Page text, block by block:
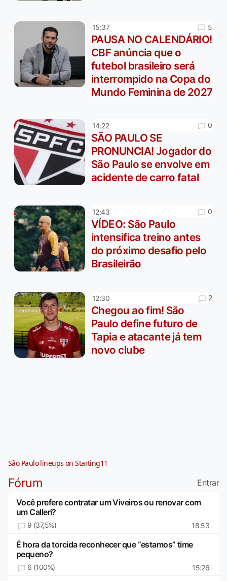
15:37 5
PAUSA NO CALENDÁRIO!
CBF anúncia que o
futebol brasileiro será
interrompido na Copa do
Mundo Feminina de 2027
14:22 0
SÃO PAULO SE
PRONUNCIA! Jogador do
São Paulo se envolve em
acidente de carro fatal
12:43 0
VÍDEO: São Paulo
intensifica treino antes
do próximo desafio pelo
Brasileirão
12:30 2
Chegou ao fim! São
Paulo define futuro de
Tapia e atacante já tem
novo clube
São Paulo lineups on Starting11
Fórum
Entrar
Você prefere contratar um Viveiros ou renovar com
um Calleri?
9 (37,5%) 18:53
É hora da torcida reconhecer que “estamos” time
pequeno?
6 (100%) 15:26